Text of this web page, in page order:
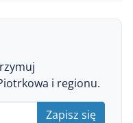
i regionu.
Zapisz się